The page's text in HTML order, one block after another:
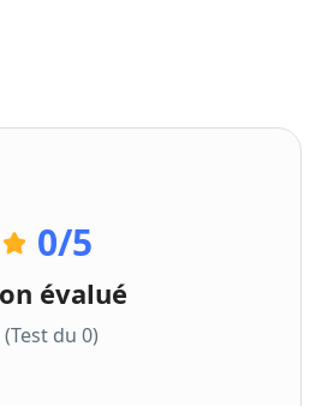
0/5
évalué
(Test du 0)